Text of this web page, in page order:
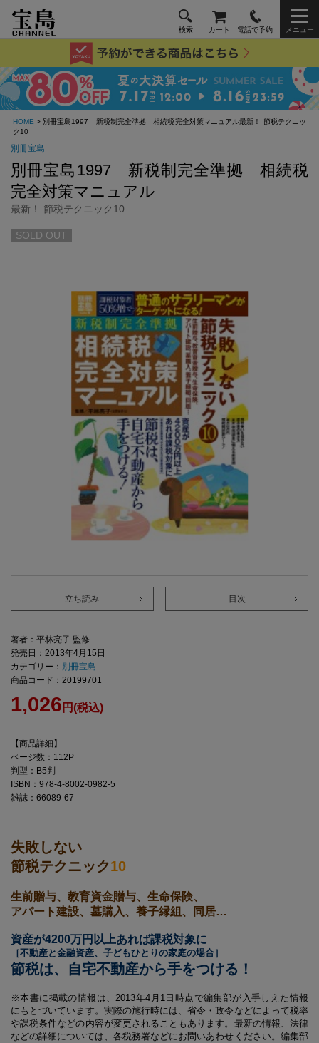
検索 カート 電話で予約 メニュー
HOME > 別冊宝島1997 新税制完全準拠 相続税完全対策マニュアル最新！ 節税テクニッ
ク10
別冊宝島
別冊宝島1997 新税制完全準拠 相続税
完全対策マニュアル
最新！ 節税テクニック10
SOLD OUT
立ち読み 目次
著者：平林亮子 監修
発売日：2013年4月15日
カテゴリー： 別冊宝島
商品コード：20199701
1,026 円(税込)
【商品詳細】
ページ数：112P
判型：B5判
ISBN：978-4-8002-0982-5
雑誌：66089-67
失敗しない
節税テクニック10
生前贈与、教育資金贈与、生命保険、
アパート建設、墓購入、養子縁組、同居…
資産が4200万円以上あれば課税対象に
［不動産と金融資産、子どもひとりの家庭の場合］
節税は、自宅不動産から手をつける！
※本書に掲載の情報は、2013年4月1日時点で編集部が入手しえた情報
にもとづいています。実際の施行時には、省令・政令などによって税率
や課税条件などの内容が変更されることもあります。最新の情報、法律
などの詳細については、各税務署などにお問いあわせください。編集部